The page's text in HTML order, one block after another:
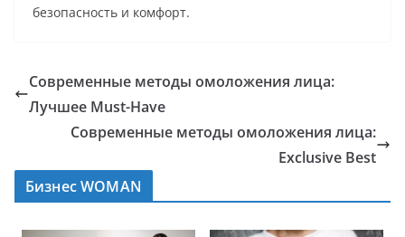
безопасность и комфорт.
Современные методы омоложения лица:
Лучшее Must-Have
Современные методы омоложения лица:
Exclusive Best
Бизнес WOMAN